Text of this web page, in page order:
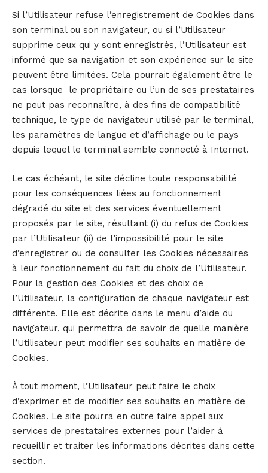
Si l’Utilisateur refuse l’enregistrement de Cookies dans
son terminal ou son navigateur, ou si l’Utilisateur
supprime ceux qui y sont enregistrés, l’Utilisateur est
informé que sa navigation et son expérience sur le site
peuvent être limitées. Cela pourrait également être le
cas lorsque le propriétaire ou l’un de ses prestataires
ne peut pas reconnaître, à des fins de compatibilité
technique, le type de navigateur utilisé par le terminal,
les paramètres de langue et d’affichage ou le pays
depuis lequel le terminal semble connecté à Internet.
Le cas échéant, le site décline toute responsabilité
pour les conséquences liées au fonctionnement
dégradé du site et des services éventuellement
proposés par le site, résultant (i) du refus de Cookies
par l’Utilisateur (ii) de l’impossibilité pour le site
d’enregistrer ou de consulter les Cookies nécessaires
à leur fonctionnement du fait du choix de l’Utilisateur.
Pour la gestion des Cookies et des choix de
l’Utilisateur, la configuration de chaque navigateur est
différente. Elle est décrite dans le menu d’aide du
navigateur, qui permettra de savoir de quelle manière
l’Utilisateur peut modifier ses souhaits en matière de
Cookies.
À tout moment, l’Utilisateur peut faire le choix
d’exprimer et de modifier ses souhaits en matière de
Cookies. Le site pourra en outre faire appel aux
services de prestataires externes pour l’aider à
recueillir et traiter les informations décrites dans cette
section.